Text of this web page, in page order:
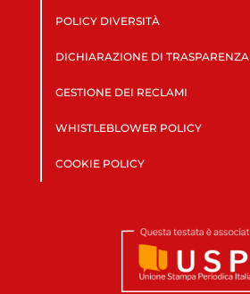
POLICY DIVERSITÀ
DICHIARAZIONE DI TRASPARENZA
GESTIONE DEI RECLAMI
WHISTLEBLOWER POLICY
COOKIE POLICY